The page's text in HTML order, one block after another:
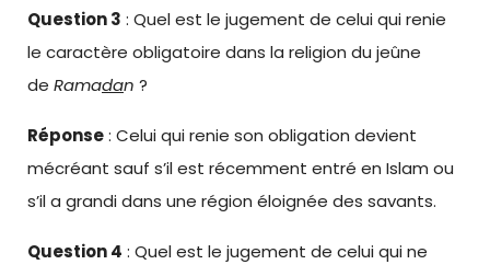
Question 3 : Quel est le jugement de celui qui renie
le caractère obligatoire dans la religion du jeûne
de Ramadan ?
Réponse: Celui qui renie son obligation devient
mécréant sauf s’il est récemment entré en Islam ou
s’il a grandi dans une région éloignée des savants.
Question 4 : Quel est le jugement de celui qui ne